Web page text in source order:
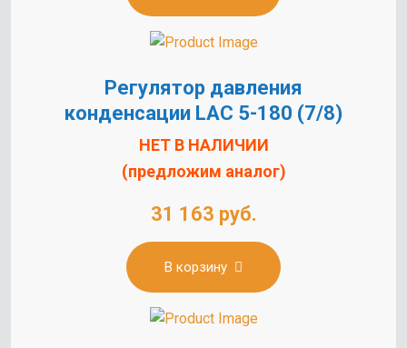
Регулятор давления
конденсации LAC 5-180 (7/8)
НЕТ В НАЛИЧИИ
(предложим аналог)
31 163 руб.
В корзину